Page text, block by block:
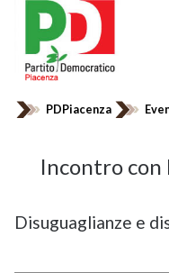
PDPiacenza
Incontro con
Disuguaglianze e